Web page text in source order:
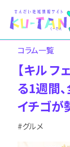
コラム⼀覧
【キル フ
る1週間
イチゴが
#グルメ